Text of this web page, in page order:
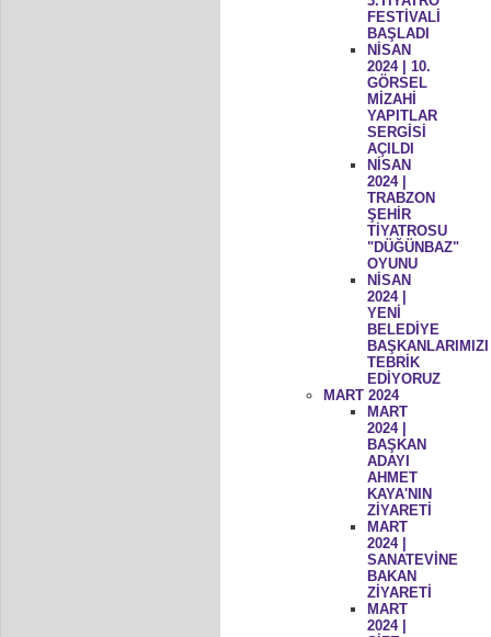
FESTİVALİ
BAŞLADI
NİSAN
2024 | 10.
GÖRSEL
MİZAHİ
YAPITLAR
SERGİSİ
AÇILDI
NİSAN
2024 |
TRABZON
ŞEHİR
TİYATROSU
"DÜĞÜNBAZ"
OYUNU
NİSAN
2024 |
YENİ
BELEDİYE
BAŞKANLARIMIZI
TEBRİK
EDİYORUZ
MART 2024
MART
2024 |
BAŞKAN
ADAYI
AHMET
KAYA'NIN
ZİYARETİ
MART
2024 |
SANATEVİNE
BAKAN
ZİYARETİ
MART
2024 |